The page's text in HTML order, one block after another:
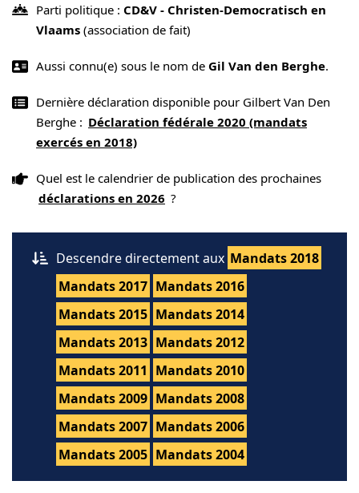
Parti politique : CD&V - Christen-Democratisch en
Vlaams (association de fait)
Aussi connu(e) sous le nom de Gil Van den Berghe.
Dernière déclaration disponible pour Gilbert Van Den
Berghe : Déclaration fédérale 2020 (mandats
exercés en 2018)
Quel est le calendrier de publication des prochaines
déclarations en 2026 ?
Descendre directement aux Mandats 2018
Mandats 2017 Mandats 2016
Mandats 2015 Mandats 2014
Mandats 2013 Mandats 2012
Mandats 2011 Mandats 2010
Mandats 2009 Mandats 2008
Mandats 2007 Mandats 2006
Mandats 2005 Mandats 2004